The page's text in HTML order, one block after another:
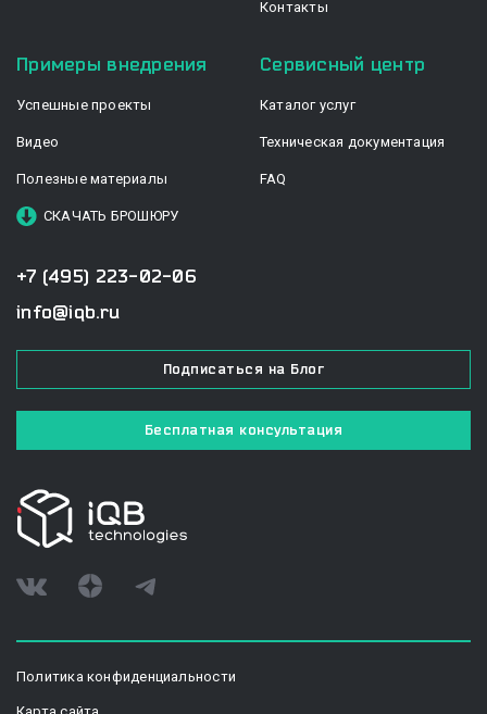
Контакты
Примеры внедрения
Успешные проекты
Видео
Полезные материалы
СКАЧАТЬ БРОШЮРУ
Сервисный центр
Каталог услуг
Техническая документация
FAQ
+7 (495) 223-02-06
info@iqb.ru
Подписаться на Блог
Бесплатная консультация
Политика конфиденциальности